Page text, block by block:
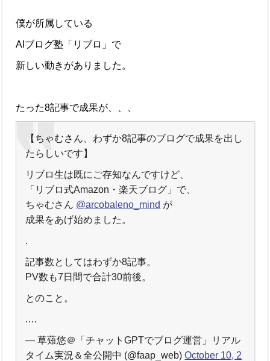
僕が所属している
AIブログ塾「リブロ」で
新しい動きがありました。
たった8記事で成果が、、、
【ちゃむさん、わずか8記事のブログで成果を出し
たらしいです】
リブロ生は既にご存知なんですけど、
「リブロ式Amazon・楽天ブログ」で、
ちゃむさん @arcobaleno_mind が
成果をあげ始めました。
.
記事数としてはわずか8記事。
PV数も7日間で合計30前後。
とのこと。
.…
— 草薙悠＠「チャットGPTでブログ運営」リアル
タイム実況＆全公開中 (@faap_web)October 10, 2